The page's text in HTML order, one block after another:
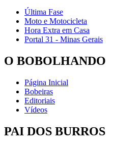
Última Fase
Moto e Motocicleta
Hora Extra em Casa
Portal 31 - Minas Gerais
O BOBOLHANDO
Página Inicial
Bobeiras
Editoriais
Vídeos
PAI DOS BURROS